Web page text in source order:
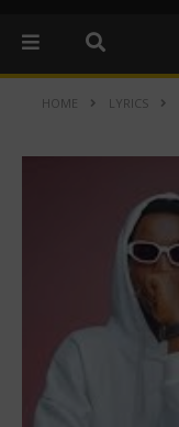
HOME LYRICS